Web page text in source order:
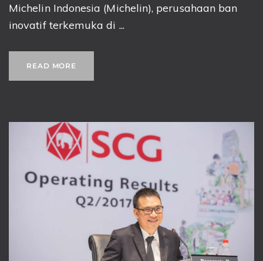
Michelin Indonesia (Michelin), perusahaan ban
inovatif terkemuka di ...
READ MORE